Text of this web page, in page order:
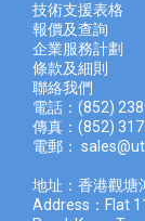
技術支援表格
報價及查詢
企業服務計劃
條款及細則
聯絡我們
電話：(852)
傳真：(852)
電郵：
地址：香港觀塘
Address：Flat